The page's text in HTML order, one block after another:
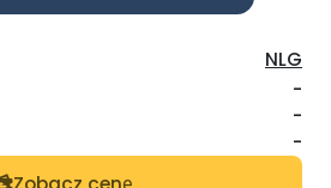
NLG
-
-
-